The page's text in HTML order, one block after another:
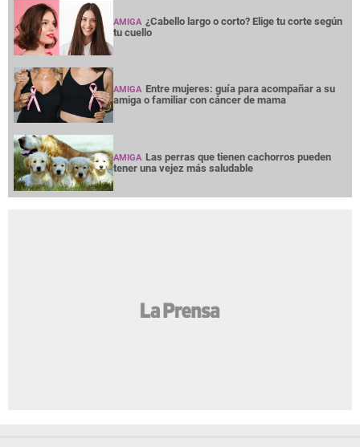
AMIGA ¿Cabello largo o corto? Elige tu corte según
tu cuello
AMIGA Entre mujeres: guía para acompañar a su
amiga o familiar con cáncer de mama
AMIGA Las perras que tienen cachorros pueden
tener una vejez más saludable